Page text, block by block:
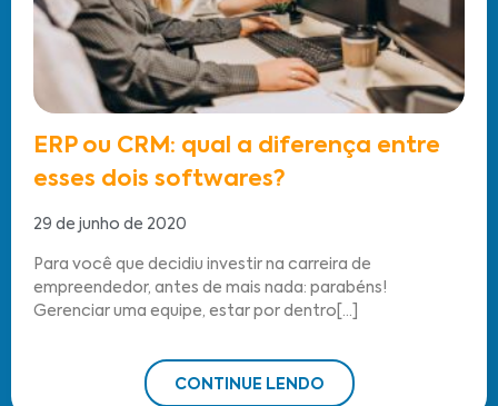
ERP ou CRM: qual a diferença entre
esses dois softwares?
29 de junho de 2020
Para você que decidiu investir na carreira de
empreendedor, antes de mais nada: parabéns!
Gerenciar uma equipe, estar por dentro[...]
CONTINUE LENDO